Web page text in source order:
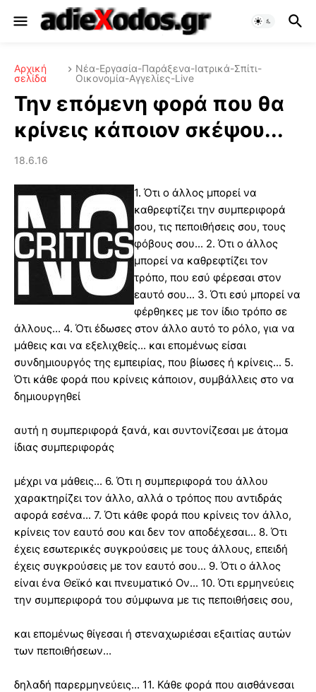
Αρχική
σελίδα
Νέα-Εργασία-Παράξενα-Ιατρικά-Σπίτι-
Οικονομία-Αγγελίες-Live
Την επόμενη φορά που θα
κρίνεις κάποιον σκέψου...
18.6.16
1. Ότι ο άλλος μπορεί να
καθρεφτίζει την συμπεριφορά
σου, τις πεποιθήσεις σου, τους
φόβους σου... 2. Ότι ο άλλος
μπορεί να καθρεφτίζει τον
τρόπο, που εσύ φέρεσαι στον
εαυτό σου... 3. Ότι εσύ μπορεί να
φέρθηκες με τον ίδιο τρόπο σε
άλλους... 4. Ότι έδωσες στον άλλο αυτό το ρόλο, για να
μάθεις και να εξελιχθείς... και επομένως είσαι
συνδημιουργός της εμπειρίας, που βίωσες ή κρίνεις... 5.
Ότι κάθε φορά που κρίνεις κάποιον, συμβάλλεις στο να
δημιουργηθεί
αυτή η συμπεριφορά ξανά, και συντονίζεσαι με άτομα
ίδιας συμπεριφοράς
μέχρι να μάθεις... 6. Ότι η συμπεριφορά του άλλου
χαρακτηρίζει τον άλλο, αλλά ο τρόπος που αντιδράς
αφορά εσένα... 7. Ότι κάθε φορά που κρίνεις τον άλλο,
κρίνεις τον εαυτό σου και δεν τον αποδέχεσαι... 8. Ότι
έχεις εσωτερικές συγκρούσεις με τους άλλους, επειδή
έχεις συγκρούσεις με τον εαυτό σου... 9. Ότι ο άλλος
είναι ένα Θεϊκό και πνευματικό Ον... 10. Ότι ερμηνεύεις
την συμπεριφορά του σύμφωνα με τις πεποιθήσεις σου,
και επομένως θίγεσαι ή στεναχωριέσαι εξαιτίας αυτών
των πεποιθήσεων...
δηλαδή παρερμηνεύεις... 11. Κάθε φορά που αισθάνεσαι